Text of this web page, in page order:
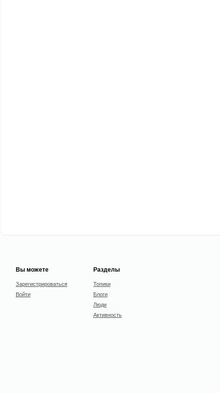
Вы можете
Зарегистрироваться
Войти
Разделы
Топики
Блоги
Люди
Активность